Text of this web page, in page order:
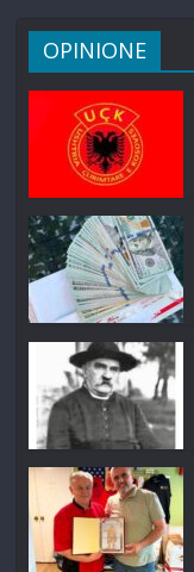
OPINIONE